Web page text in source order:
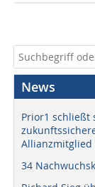
News
Prior1 schließt
Allianzmitglied
34